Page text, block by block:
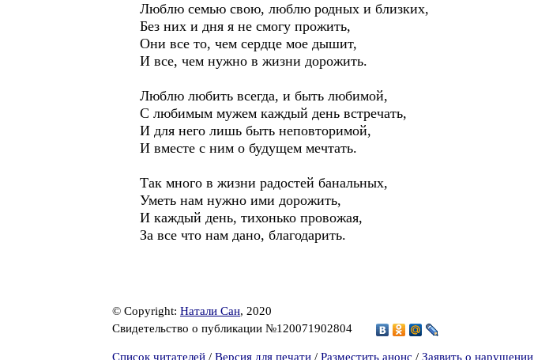
Люблю семью свою, люблю родных и близких,
Без них и дня я не смогу прожить,
Они все то, чем сердце мое дышит,
И все, чем нужно в жизни дорожить.
Люблю любить всегда, и быть любимой,
С любимым мужем каждый день встречать,
И для него лишь быть неповторимой,
И вместе с ним о будущем мечтать.
Так много в жизни радостей банальных,
Уметь нам нужно ими дорожить,
И каждый день, тихонько провожая,
За все что нам дано, благодарить.
© Copyright: Натали Сан, 2020
Свидетельство о публикации №120071902804
Список читателей / Версия для печати / Разместить анонс / Заявить о нарушении